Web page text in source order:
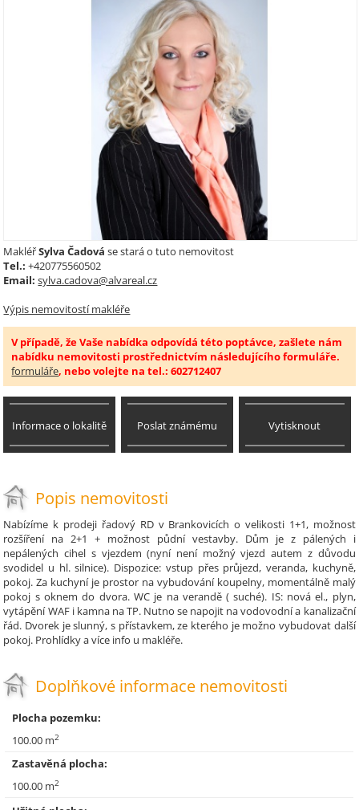
MakléřSylva Čadová se stará o tuto nemovitost
Tel.: +420775560502
Email: sylva.cadova@alvareal.cz
Výpis nemovitostí makléře
V případě, že Vaše nabídka odpovídá této poptávce, zašlete nám
nabídku nemovitosti prostřednictvím následujícího formuláře.
formuláře, nebo volejte na tel.: 602712407
Informace o lokalitě Poslat známému Vytisknout
Popis nemovitosti
Nabízíme k prodeji řadový RD v Brankovicích o velikosti 1+1, možnost
rozšíření na 2+1 + možnost půdní vestavby. Dům je z pálených i
nepálených cihel s vjezdem (nyní není možný vjezd autem z důvodu
svodidel u hl. silnice). Dispozice: vstup přes průjezd, veranda, kuchyně,
pokoj. Za kuchyní je prostor na vybudování koupelny, momentálně malý
pokoj s oknem do dvora. WC je na verandě ( suché). IS: nová el., plyn,
vytápění WAF i kamna na TP. Nutno se napojit na vodovodní a kanalizační
řád. Dvorek je slunný, s přístavkem, ze kterého je možno vybudovat další
pokoj. Prohlídky a více info u makléře.
Doplňkové informace nemovitosti
Plocha pozemku:
100.00 m2
Zastavěná plocha:
100.00 m2